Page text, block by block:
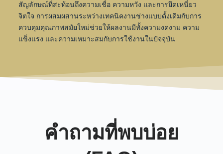
สัญลักษณ์ที่สะท้อนถึงความเชื่อ ความหวัง และการยึดเหนี่ยว
จิตใจ การผสมผสานระหว่างเทคนิคงานช่างแบบดั้งเดิมกับการ
ควบคุมคุณภาพสมัยใหม่ช่วยให้ผลงานมีทั้งความงดงาม ความ
แข็งแรง และความเหมาะสมกับการใช้งานในปัจจุบัน
คำถามที่พบบ่อย